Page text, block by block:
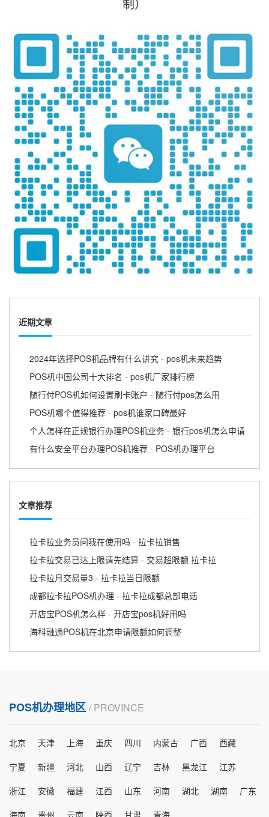
近期文章
2024年选择POS机品牌有什么讲究 - pos机未来趋势
POS机中国公司十大排名 - pos机厂家排行榜
随行付POS机如何设置刷卡账户 - 随行付pos怎么用
POS机哪个值得推荐 - pos机谁家口碑最好
个人怎样在正规银行办理POS机业务 - 银行pos机怎么申请
有什么安全平台办理POS机推荐 - POS机办理平台
文章推荐
拉卡拉业务员问我在使用吗 - 拉卡拉销售
拉卡拉交易已达上限请先结算 - 交易超限额 拉卡拉
拉卡拉月交易量3 - 拉卡拉当日限额
成都拉卡拉POS机办理 - 拉卡拉成都总部电话
开店宝POS机怎么样 - 开店宝pos机好用吗
海科融通POS机在北京申请限额如何调整
POS机办理地区 / PROVINCE
北京 天津 上海 重庆 四川 内蒙古 广西
西藏
宁夏
新疆 河北 山西 辽宁 吉林 黑龙江
江苏
浙江
安徽 福建 江西 山东 河南 湖北 湖南
广东